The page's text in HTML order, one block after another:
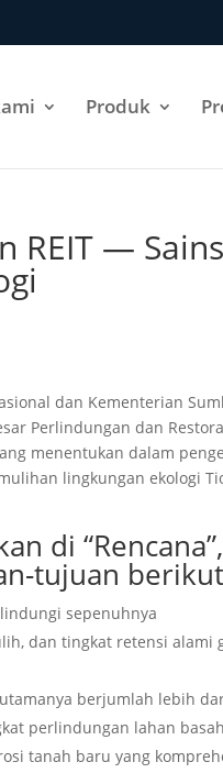
Produk
REIT —
dan Kementerian
Perlindungan dan
menentukan dalam
lingkungan ekologi
di
tujuan
sepenuhnya
dan tingkat retensi
berjumlah lebih
perlindungan lahan
tanah baru yang